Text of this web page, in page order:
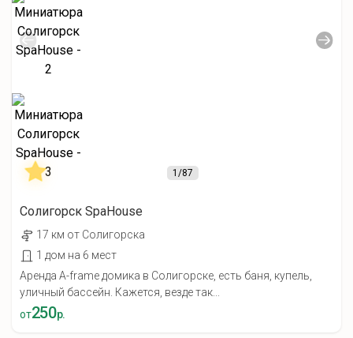
1/87
Солигорск SpaHouse
17 км от Солигорска
1 дом на 6 мест
Аренда A-frame домика в Солигорске, есть баня, купель,
уличный бассейн. Кажется, везде так...
от250р.